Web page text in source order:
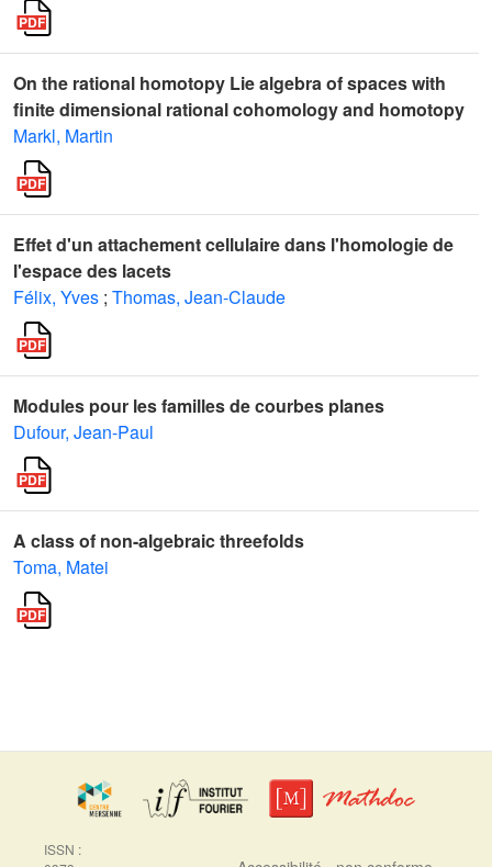
On the rational homotopy Lie algebra of spaces with
finite dimensional rational cohomology and homotopy
Markl, Martin
Effet d'un attachement cellulaire dans l'homologie de
l'espace des lacets
Félix, Yves ; Thomas, Jean-Claude
Modules pour les familles de courbes planes
Dufour, Jean-Paul
A class of non-algebraic threefolds
Toma, Matei
ISSN :